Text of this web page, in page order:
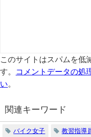
このサイトはスパムを低
す。
コメントデータの処
い
関連キーワード
バイク女子 教習指導